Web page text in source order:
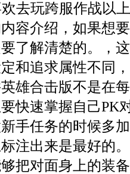
去玩跨服作战以
容介绍，如果想
了解清楚的。，
和追求属性不同
雄合击版不是在
快速掌握自己PK
手任务的时候多
注出来是最好的
把对面身上的装